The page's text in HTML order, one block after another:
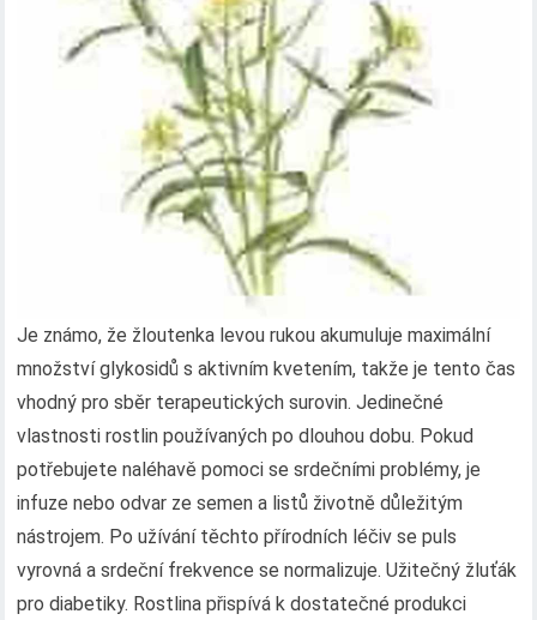
Je známo, že žloutenka levou rukou akumuluje maximální
množství glykosidů s aktivním kvetením, takže je tento čas
vhodný pro sběr terapeutických surovin. Jedinečné
vlastnosti rostlin používaných po dlouhou dobu. Pokud
potřebujete naléhavě pomoci se srdečními problémy, je
infuze nebo odvar ze semen a listů životně důležitým
nástrojem. Po užívání těchto přírodních léčiv se puls
vyrovná a srdeční frekvence se normalizuje. Užitečný žluťák
pro diabetiky. Rostlina přispívá k dostatečné produkci